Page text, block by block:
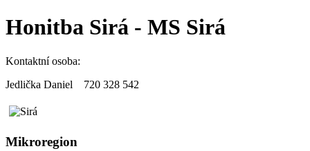
Honitba Sirá - MS Sirá
Kontaktní osoba:
Jedlička Daniel 720 328 542
Mikroregion